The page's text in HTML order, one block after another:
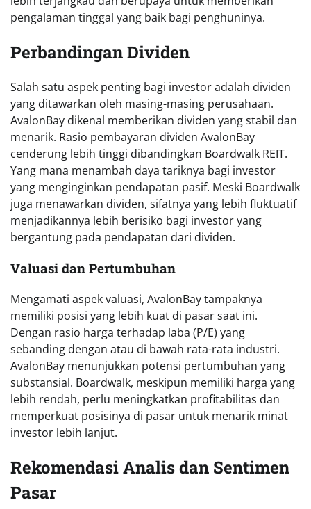
pengalaman tinggal yang baik bagi penghuninya.
Perbandingan Dividen
Salah satu aspek penting bagi investor adalah dividen
yang ditawarkan oleh masing-masing perusahaan.
AvalonBay dikenal memberikan dividen yang stabil dan
menarik. Rasio pembayaran dividen AvalonBay
cenderung lebih tinggi dibandingkan Boardwalk REIT.
Yang mana menambah daya tariknya bagi investor
yang menginginkan pendapatan pasif. Meski Boardwalk
juga menawarkan dividen, sifatnya yang lebih fluktuatif
menjadikannya lebih berisiko bagi investor yang
bergantung pada pendapatan dari dividen.
Valuasi dan Pertumbuhan
Mengamati aspek valuasi, AvalonBay tampaknya
memiliki posisi yang lebih kuat di pasar saat ini.
Dengan rasio harga terhadap laba (P/E) yang
sebanding dengan atau di bawah rata-rata industri.
AvalonBay menunjukkan potensi pertumbuhan yang
substansial. Boardwalk, meskipun memiliki harga yang
lebih rendah, perlu meningkatkan profitabilitas dan
memperkuat posisinya di pasar untuk menarik minat
investor lebih lanjut.
Rekomendasi Analis dan Sentimen
Pasar